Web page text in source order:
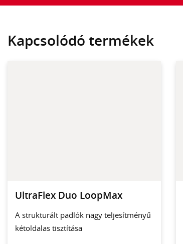
Kapcsolódó termékek
UltraFlex Duo LoopMax
A strukturált padlók nagy teljesítményű
kétoldalas tisztítása